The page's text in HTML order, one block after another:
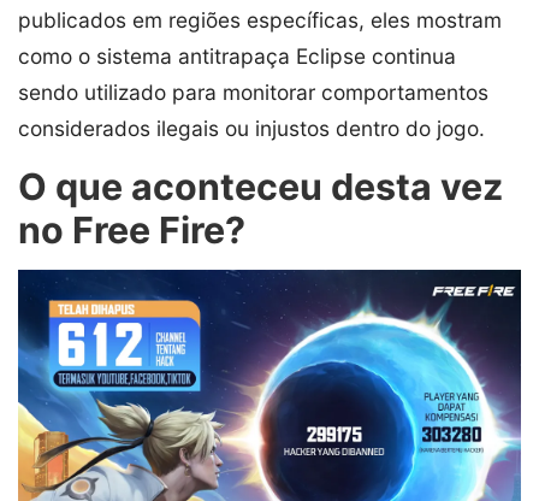
publicados em regiões específicas, eles mostram
como o sistema antitrapaça Eclipse continua
sendo utilizado para monitorar comportamentos
considerados ilegais ou injustos dentro do jogo.
O que aconteceu desta vez
no Free Fire?